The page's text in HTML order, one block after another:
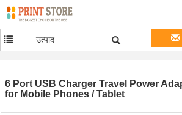
उत्पाद
6 Port USB Charger Travel Power
for Mobile Phones / Tablet